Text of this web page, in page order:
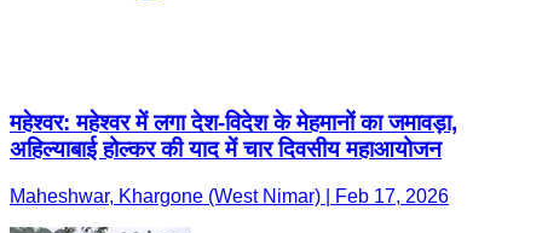
महेश्वर: महेश्वर में लगा देश-विदेश के मेहमानों का जमावड़ा,
अहिल्याबाई होल्कर की याद में चार दिवसीय महाआयोजन
Maheshwar, Khargone (West Nimar) | Feb 17, 2026